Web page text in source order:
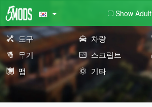
Show Adult
도구 차량
무기
스크립트
맵
기타